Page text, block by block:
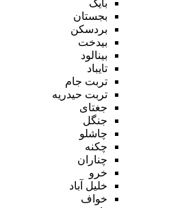
بایگ
بجستان
بردسکن
بیدخت
بینالود
تایباد
تربت جام
تربت حیدریه
جغتای
جنگل
چاشلو
چکنه
چناران
خرو
خلیل آباد
خواف